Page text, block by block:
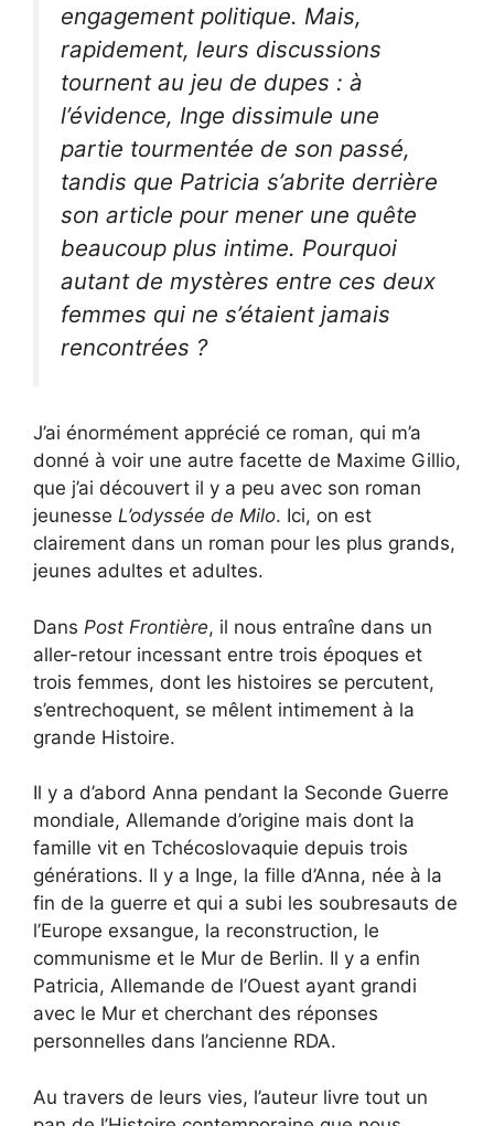
engagement politique. Mais,
rapidement, leurs discussions
tournent au jeu de dupes : à
l’évidence, Inge dissimule une
partie tourmentée de son passé,
tandis que Patricia s’abrite derrière
son article pour mener une quête
beaucoup plus intime. Pourquoi
autant de mystères entre ces deux
femmes qui ne s’étaient jamais
rencontrées ?
J’ai énormément apprécié ce roman, qui m’a
donné à voir une autre facette de Maxime Gillio,
que j’ai découvert il y a peu avec son roman
jeunesse L’odyssée de Milo. Ici, on est
clairement dans un roman pour les plus grands,
jeunes adultes et adultes.
Dans Post Frontière, il nous entraîne dans un
aller-retour incessant entre trois époques et
trois femmes, dont les histoires se percutent,
s’entrechoquent, se mêlent intimement à la
grande Histoire.
Il y a d’abord Anna pendant la Seconde Guerre
mondiale, Allemande d’origine mais dont la
famille vit en Tchécoslovaquie depuis trois
générations. Il y a Inge, la fille d’Anna, née à la
fin de la guerre et qui a subi les soubresauts de
l’Europe exsangue, la reconstruction, le
communisme et le Mur de Berlin. Il y a enfin
Patricia, Allemande de l’Ouest ayant grandi
avec le Mur et cherchant des réponses
personnelles dans l’ancienne RDA.
Au travers de leurs vies, l’auteur livre tout un